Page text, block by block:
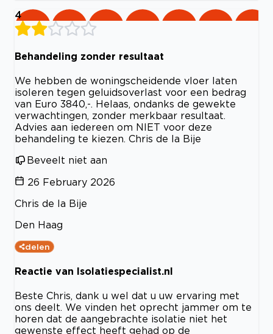
4
Behandeling zonder resultaat
We hebben de woningscheidende vloer laten
isoleren tegen geluidsoverlast voor een bedrag
van Euro 3840,-. Helaas, ondanks de gewekte
verwachtingen, zonder merkbaar resultaat.
Advies aan iedereen om NIET voor deze
behandeling te kiezen. Chris de la Bije
Beveelt niet aan
26 February 2026
Chris de la Bije
Den Haag
delen
Reactie van Isolatiespecialist.nl
Beste Chris, dank u wel dat u uw ervaring met
ons deelt. We vinden het oprecht jammer om te
horen dat de aangebrachte isolatie niet het
gewenste effect heeft gehad op de